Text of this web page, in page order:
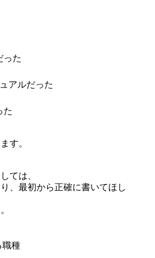
った
アルだった
た
す。
ては、
、最初から正確に書いてほし
職種